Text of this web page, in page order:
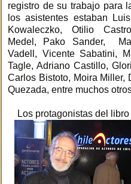
registro de su trabajo para
los asistentes estaban
Kowaleczko, Otilio
Medel, Pako Sander,
Vadell, Vicente Sabatini,
Tagle, Adriano Castillo,
Carlos Bistoto, Moira Miller,
Quezada, entre muchos
Los protagonistas del